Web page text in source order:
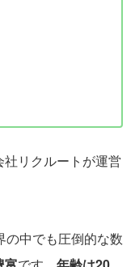
社リクルートが運営
の中でも圧倒的な数